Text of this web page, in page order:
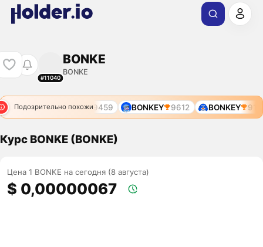
#11040
BONKE
BONKE
Подозрительно похожи
8038 BONKYO 9459 BONKEY 9612 BONKEY 9113
Курс BONKE (BONKE)
Цена 1 BONKE на сегодня (8 августа)
$ 0,00000067